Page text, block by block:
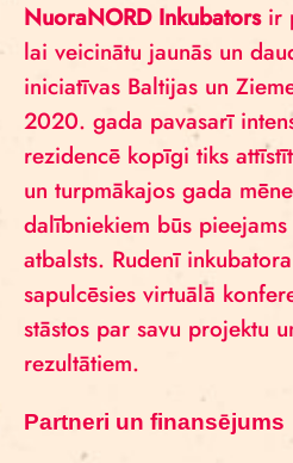
NuoraNORD Inkubatorsir
lai veicinātu jaunās un
iniciatīvas Baltijas un
2020. gada pavasarī
rezidencē kopīgi tiks
un turpmākajos gada
dalībniekiem būs
atbalsts. Rudenī
sapulcēsies virtuālā
stāstos par savu projektu
rezultātiem.
Partneri un finansējums